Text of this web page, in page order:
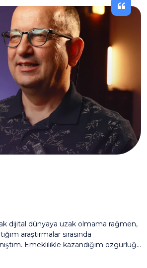
dijital dünyaya uzak olmama rağmen,
araştırmalar sırasında
Emeklilikle kazandığım özgürlüğü
ticaret yapabilme fırsatı beni çok